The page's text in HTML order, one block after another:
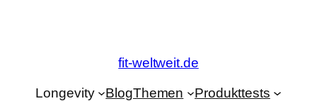
fit-weltweit.de
Longevity BlogThemen
Produkttests